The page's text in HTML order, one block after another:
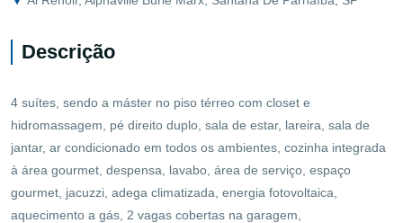
Descrição
4 suítes, sendo a máster no piso térreo com closet e
hidromassagem, pé direito duplo, sala de estar, lareira, sala de
jantar, ar condicionado em todos os ambientes, cozinha integrada
à área gourmet, despensa, lavabo, área de serviço, espaço
gourmet, jacuzzi, adega climatizada, energia fotovoltaica,
aquecimento a gás, 2 vagas cobertas na garagem,